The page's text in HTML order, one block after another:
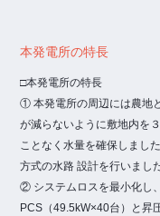
本発電所の特長
□本発電所の特長
① 本発電所の周辺には農地
が減らないように敷地内を
ことなく水量を確保しまし
方式の水路 設計を行いました
② システムロスを最小化し
PCS（49.5kW×40台）と昇